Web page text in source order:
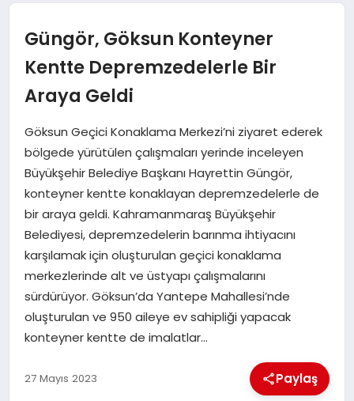
EKONOMI
SAĞLIK
GENEL
SPOR
İLÇE HABERLERI
DÜNYA
İLETIŞIM
YAZARLAR
KÜNYE
Güngör, Göksun Konteyner
Kentte Depremzedelerle Bir
Araya Geldi
Göksun Geçici Konaklama Merkezi’ni ziyaret ederek
bölgede yürütülen çalışmaları yerinde inceleyen
Büyükşehir Belediye Başkanı Hayrettin Güngör,
konteyner kentte konaklayan depremzedelerle de
bir araya geldi. Kahramanmaraş Büyükşehir
Belediyesi, depremzedelerin barınma ihtiyacını
karşılamak için oluşturulan geçici konaklama
merkezlerinde alt ve üstyapı çalışmalarını
sürdürüyor. Göksun’da Yantepe Mahallesi’nde
oluşturulan ve 950 aileye ev sahipliği yapacak
konteyner kentte de imalatlar…
27 Mayıs 2023 Paylaş